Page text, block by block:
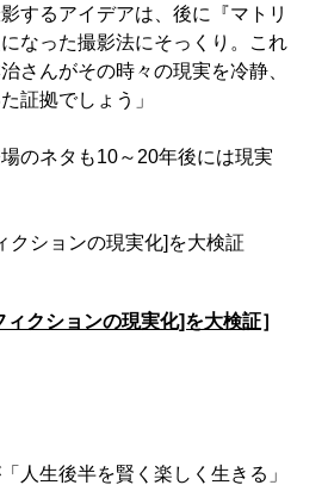
するアイデアは、後に『マトリ
なった撮影法にそっくり。これ
さんがその時々の現実を冷静、
証拠でしょう」
のネタも10～20年後には現実
ションの現実化]を大検証
ィクションの現実化]を大検証］
人生後半を賢く楽しく生きる」